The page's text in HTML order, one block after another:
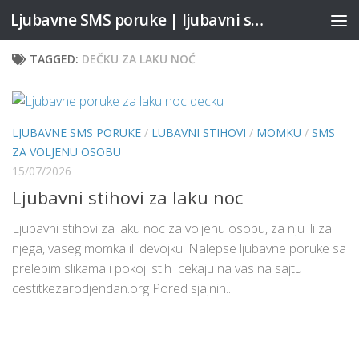
Skip to content Ljubavne SMS poruke | ljubavni stihovi
TAGGED: DEČKU ZA LAKU NOĆ
LJUBAVNE SMS PORUKE / LUBAVNI STIHOVI / MOMKU / SMS
ZA VOLJENU OSOBU
15/07/2026
Ljubavni stihovi za laku noc
Ljubavni stihovi za laku noc za voljenu osobu, za nju ili za
njega, vaseg momka ili devojku. Nalepse ljubavne poruke sa
prelepim slikama i pokoji stih cekaju na vas na sajtu
cestitkezarodjendan.org Pored sjajnih...